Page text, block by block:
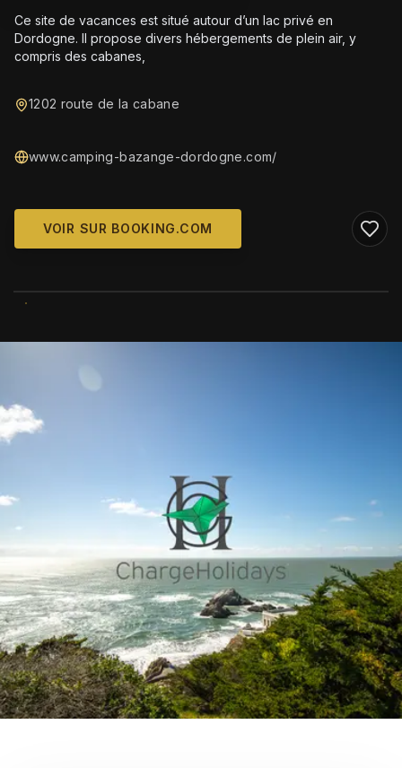
Ce site de vacances est situé autour d’un lac privé en
Dordogne. Il propose divers hébergements de plein air, y
compris des cabanes,
1202 route de la cabane
www.camping-bazange-dordogne.com/
VOIR SUR BOOKING.COM